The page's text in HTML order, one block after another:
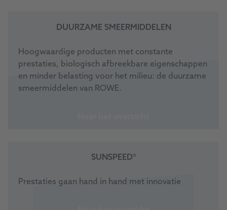
DUURZAME SMEERMIDDELEN
Hoogwaardige producten met constante
prestaties, biologisch afbreekbare eigenschappen
en minder belasting voor het milieu: de duurzame
smeermiddelen van ROWE.
SUNSPEED®
Prestaties gaan hand in hand met innovatie